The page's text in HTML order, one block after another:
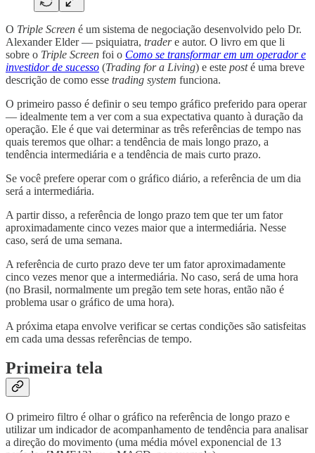
O Triple Screen é um sistema de negociação desenvolvido pelo Dr.
Alexander Elder — psiquiatra, tradere autor. O livro em que li
sobre o Triple Screen foi o Como se transformar em um operador e
investidor de sucesso (Trading for a Living) e este posté uma breve
descrição de como esse trading system funciona.
O primeiro passo é definir o seu tempo gráfico preferido para operar
— idealmente tem a ver com a sua expectativa quanto à duração da
operação. Ele é que vai determinar as três referências de tempo nas
quais teremos que olhar: a tendência de mais longo prazo, a
tendência intermediária e a tendência de mais curto prazo.
Se você prefere operar com o gráfico diário, a referência de um dia
será a intermediária.
A partir disso, a referência de longo prazo tem que ter um fator
aproximadamente cinco vezes maior que a intermediária. Nesse
caso, será de uma semana.
A referência de curto prazo deve ter um fator aproximadamente
cinco vezes menor que a intermediária. No caso, será de uma hora
(no Brasil, normalmente um pregão tem sete horas, então não é
problema usar o gráfico de uma hora).
A próxima etapa envolve verificar se certas condições são satisfeitas
em cada uma dessas referências de tempo.
Primeira tela
O primeiro filtro é olhar o gráfico na referência de longo prazo e
utilizar um indicador de acompanhamento de tendência para analisar
a direção do movimento (uma média móvel exponencial de 13